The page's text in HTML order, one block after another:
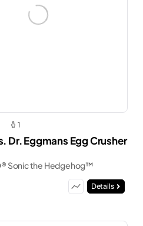
1
Dr. Eggmans Egg Crusher
Sonic the Hedgehog™
Details